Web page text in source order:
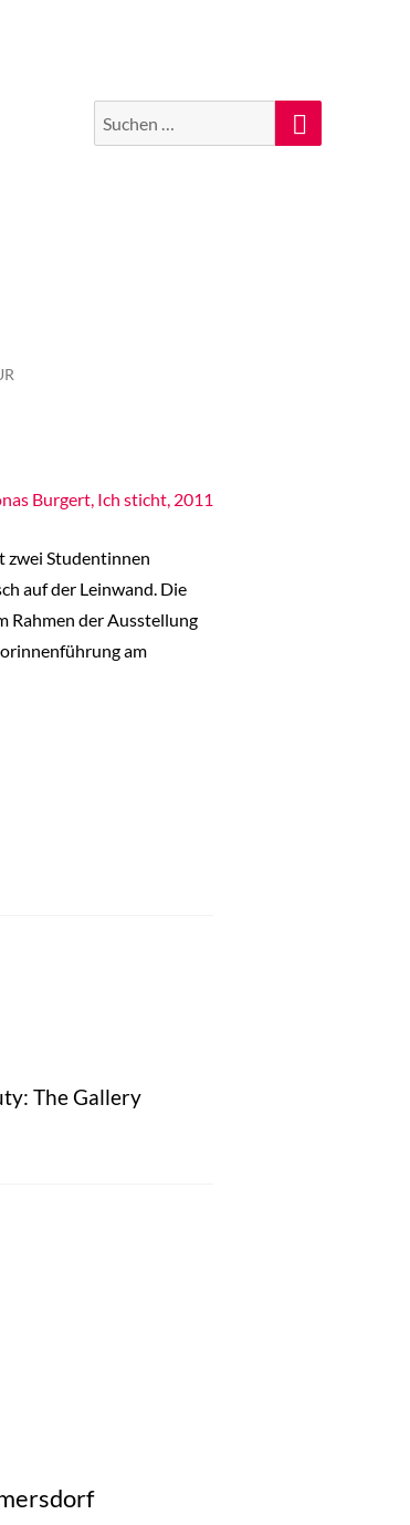
Suche
nach:
Suchen
Burgert, Ich sticht, 2011
zwei Studentinnen
auf der Leinwand. Die
Rahmen der Ausstellung
am
The Gallery